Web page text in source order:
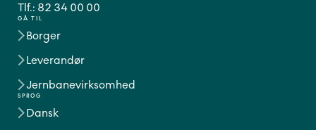
GÅ TIL
Borger
Leverandør
Jernbanevirksomhed
SPROG
Dansk
Tlf.: 82 34 00 00